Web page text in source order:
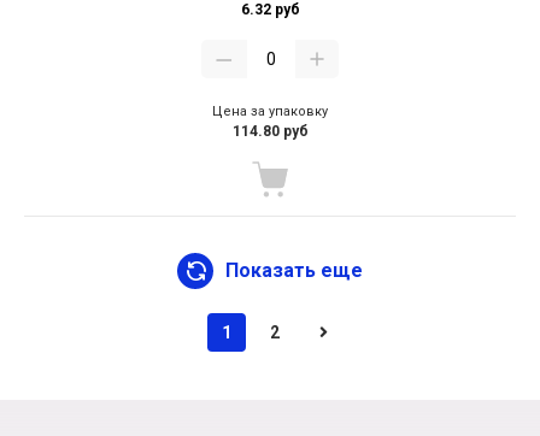
6.32 руб
Цена за упаковку
114.80 руб
Показать еще
1 2